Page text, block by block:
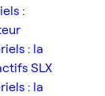
:
: la
SLX
: la